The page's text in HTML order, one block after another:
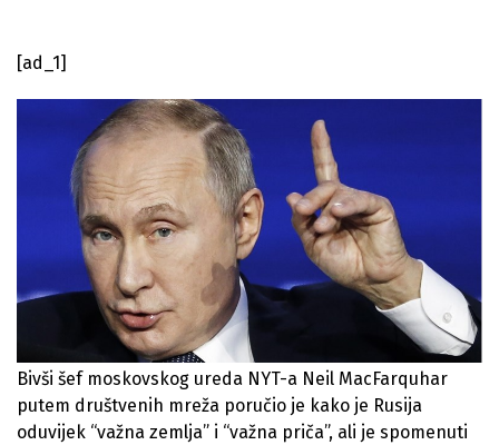
[ad_1]
Bivši šef moskovskog ureda NYT-a Neil MacFarquhar
putem društvenih mreža poručio je kako je Rusija
oduvijek “važna zemlja” i “važna priča”, ali je spomenuti